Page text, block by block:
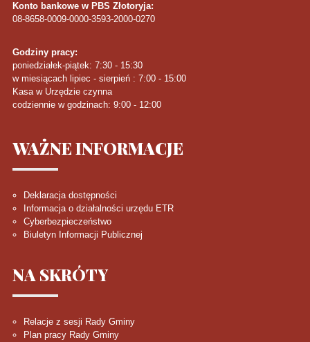
Konto bankowe w PBS Złotoryja:
08-8658-0009-0000-3593-2000-0270
Godziny pracy:
poniedziałek-piątek: 7:30 - 15:30
w miesiącach lipiec - sierpień : 7:00 - 15:00
Kasa w Urzędzie czynna
codziennie w godzinach: 9:00 - 12:00
WAŻNEINFORMACJE
Deklaracja dostępności
Informacja o działalności urzędu ETR
Cyberbezpieczeństwo
Biuletyn Informacji Publicznej
NA SKRÓTY
Relacje z sesji Rady Gminy
Plan pracy Rady Gminy